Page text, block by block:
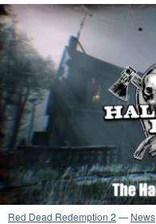
Red Dead Redemption 2 — News